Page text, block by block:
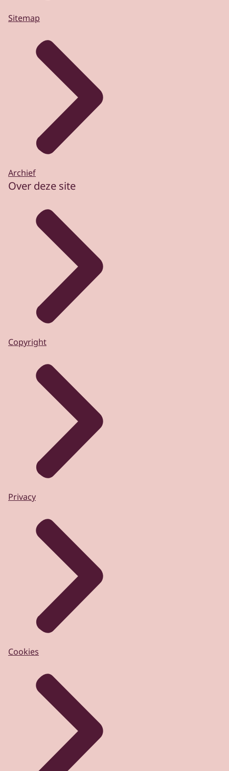
Sitemap
Archief
Over deze site
Copyright
Privacy
Cookies